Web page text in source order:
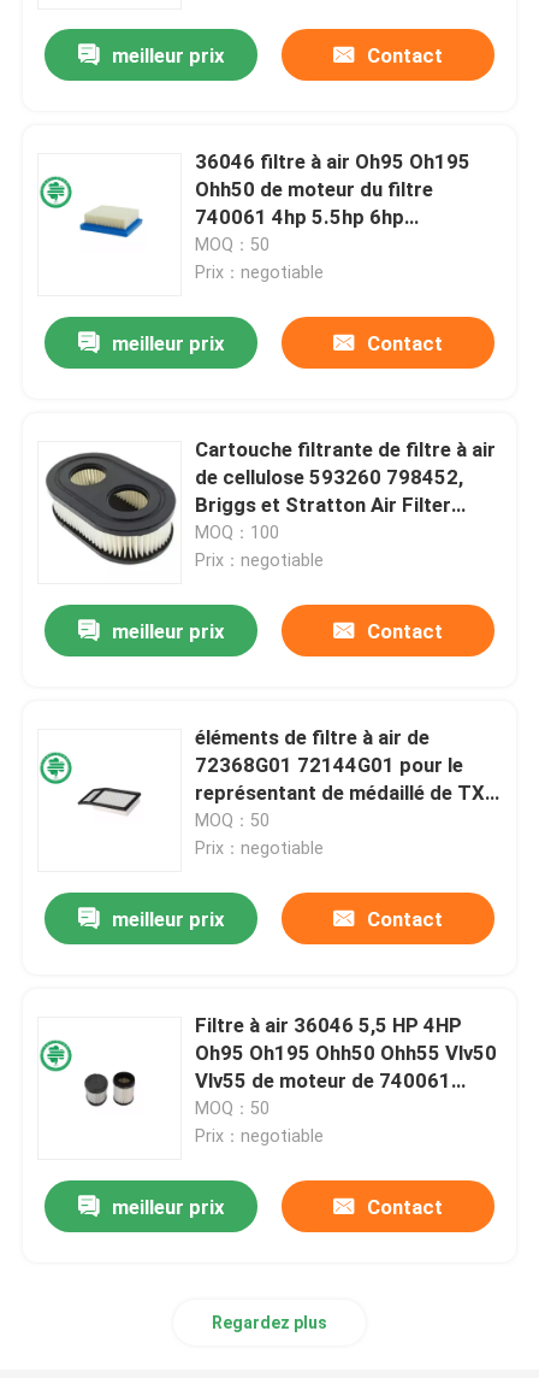
Maison
meilleur prix Contact
36046 filtre à air Oh95 Oh195
Ohh50 de moteur du filtre
740061 4hp 5.5hp 6hp
Tecumseh de tracteur de
pelouse
MOQ：50
Prix：negotiable
meilleur prix Contact
Cartouche filtrante de filtre à air
de cellulose 593260 798452,
Briggs et Stratton Air Filter
5432
MOQ：100
Prix：negotiable
meilleur prix Contact
éléments de filtre à air de
72368G01 72144G01 pour le
représentant de médaillé de TXT
de chariot de golf de 4 cycles
MOQ：50
Prix：negotiable
meilleur prix Contact
Filtre à air 36046 5,5 HP 4HP
Oh95 Oh195 Ohh50 Ohh55 Vlv50
Vlv55 de moteur de 740061
Tecumseh
MOQ：50
Prix：negotiable
meilleur prix Contact
Regardez plus